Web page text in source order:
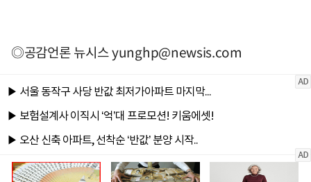
◎공감언론 뉴시스yunghp@newsis.com